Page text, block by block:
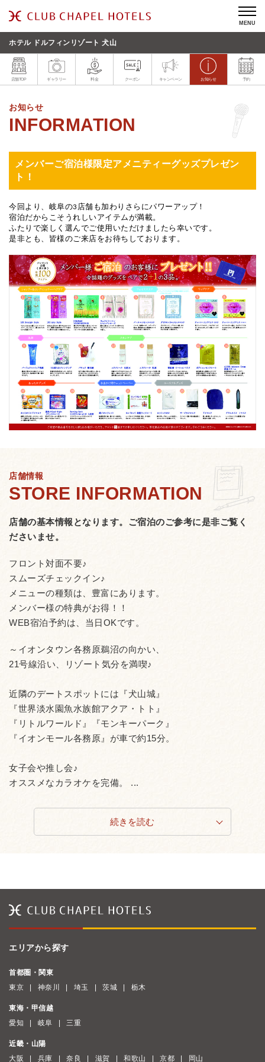
MENU
ホテル ドルフィンリゾート 犬山
店舗TOP ギャラリー 料金 クーポン キャンペーン お知らせ 予約
お知らせ
メンバーご宿泊様限定アメニティーグッズプレゼン
ト！
今回より、岐阜の3店舗も加わりさらにパワーアップ！
宿泊だからこそうれしいアイテムが満載。
ふたりで楽しく選んでご使用いただけましたら幸いです。
是非とも、皆様のご来店をお待ちしております。
店舗情報
店舗の基本情報となります。 ご宿泊のご参考に是非ご覧く
ださいませ。
フロント対面不要♪
スムーズチェックイン♪
メニューの種類は、豊富にあります。
メンバー様の特典がお得！！
WEB宿泊予約は、当日OKです。
～イオンタウン各務原鵜沼の向かい、
21号線沿い、リゾート気分を満喫♪
近隣のデートスポットには『犬山城』
『世界淡水園魚水族館アクア・トト』
『リトルワールド』『モンキーパーク』
『イオンモール各務原』が車で約15分。
女子会や推し会♪
オススメなカラオケを完備。 ...
続きを読む
エリアから探す
首都圏・関東
東京
神奈川 埼玉 茨城 栃木
東海・甲信越
愛知
岐阜 三重
近畿・山陽
大阪
兵庫 奈良 滋賀 和歌山 京都 岡山